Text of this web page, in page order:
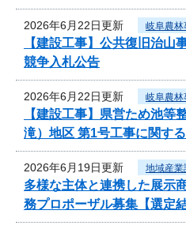
2026年6月22日更新 岐阜農林
【建設工事】公共復旧治
競争入札公告
2026年6月22日更新 岐阜農林
【建設工事】県営ため池等
滝）地区 第1号工事に関す
2026年6月19日更新 地域産業
多様な主体と連携した展示
務プロポーザル募集【選定結